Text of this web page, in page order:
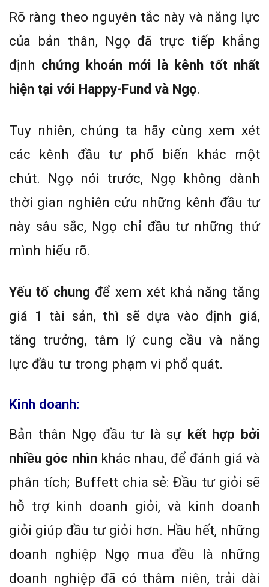
Rõ ràng theo nguyên tắc này và năng lực
của bản thân, Ngọ đã trực tiếp khẳng
định chứng khoán mới là kênh tốt nhất
hiện tại với Happy-Fund và Ngọ.
Tuy nhiên, chúng ta hãy cùng xem xét
các kênh đầu tư phổ biến khác một
chút. Ngọ nói trước, Ngọ không dành
thời gian nghiên cứu những kênh đầu tư
này sâu sắc, Ngọ chỉ đầu tư những thứ
mình hiểu rõ.
Yếu tố chung để xem xét khả năng tăng
giá 1 tài sản, thì sẽ dựa vào định giá,
tăng trưởng, tâm lý cung cầu và năng
lực đầu tư trong phạm vi phổ quát.
Kinh doanh:
Bản thân Ngọ đầu tư là sự kết hợp bởi
nhiều góc nhìn khác nhau, để đánh giá và
phân tích; Buffett chia sẻ: Đầu tư giỏi sẽ
hỗ trợ kinh doanh giỏi, và kinh doanh
giỏi giúp đầu tư giỏi hơn. Hầu hết, những
doanh nghiệp Ngọ mua đều là những
doanh nghiệp đã có thâm niên, trải dài